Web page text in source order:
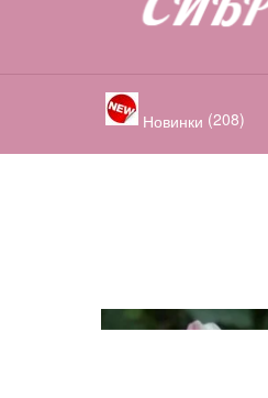
Новинки (208)